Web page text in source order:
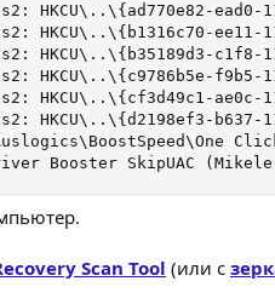
HKCU\..\{ad770e82-
HKCU\..\{b1316c70-
HKCU\..\{b35189d3-
HKCU\..\{c9786b5e-
HKCU\..\{cf3d49c1-
HKCU\..\{d2198ef3-
Booster SkipUAC
Scan Tool (или с